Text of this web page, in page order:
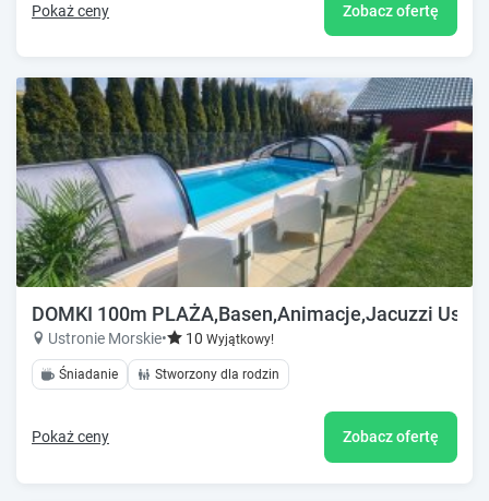
Pokaż ceny Zobacz ofertę
DOMKI 100m PLAŻA,Basen,Animacje,Jacuzzi
Ustronie Morskie• 10 Wyjątkowy!
Śniadanie Stworzony dla rodzin
Pokaż ceny Zobacz ofertę